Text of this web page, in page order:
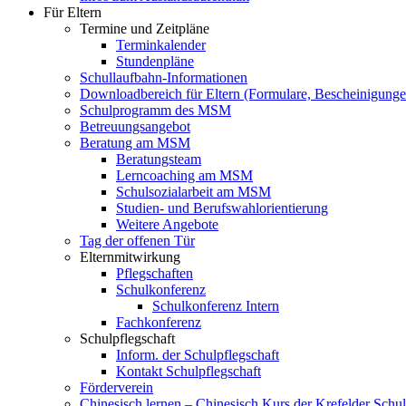
Für Eltern
Termine und Zeitpläne
Terminkalender
Stundenpläne
Schullaufbahn-Informationen
Downloadbereich für Eltern (Formulare,
Schulprogramm des MSM
Betreuungsangebot
Beratung am MSM
Beratungsteam
Lerncoaching am MSM
Schulsozialarbeit am MSM
Studien- und Berufswahlorientierung
Weitere Angebote
Tag der offenen Tür
Elternmitwirkung
Pflegschaften
Schulkonferenz
Schulkonferenz Intern
Fachkonferenz
Schulpflegschaft
Inform. der Schulpflegschaft
Kontakt Schulpflegschaft
Förderverein